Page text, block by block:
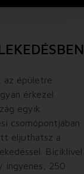
az épületre
érkezel
egyik
csomópontjában
eljuthatsz a
Biciklivel
ingyenes, 250